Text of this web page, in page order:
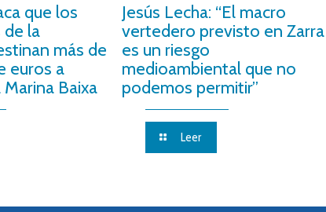
que los
de la
más de
euros a
Baixa
Jesús Lecha: “El macro
vertedero previsto en Zarra
es un riesgo
medioambiental que no
podemos permitir”
Leer